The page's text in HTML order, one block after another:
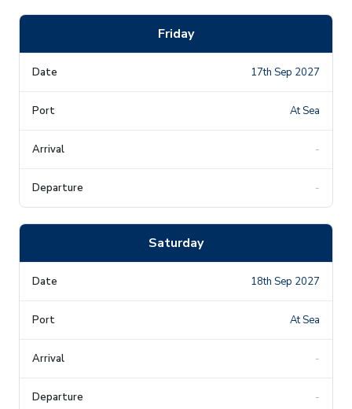
Friday
17th Sep 2027
At Sea
-
-
Saturday
18th Sep 2027
At Sea
-
-